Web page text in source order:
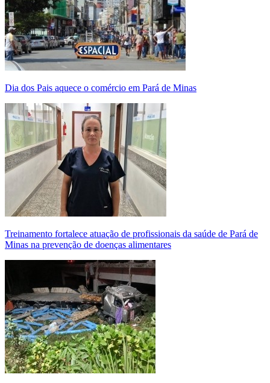
Dia dos Pais aquece o comércio em Pará de Minas
Treinamento fortalece atuação de profissionais da saúde de Pará de
Minas na prevenção de doenças alimentares